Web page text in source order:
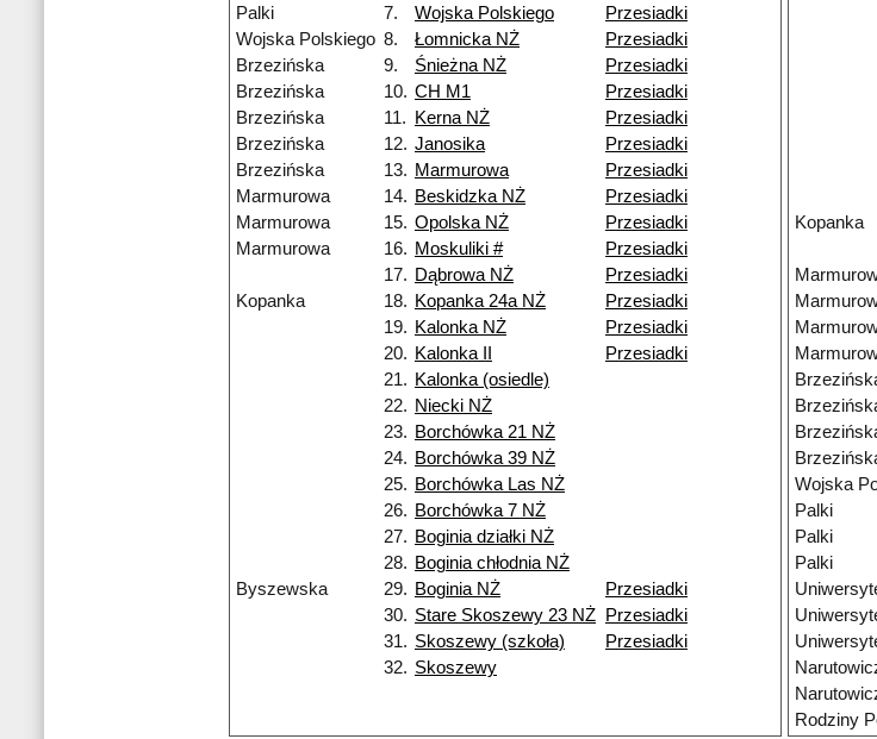
Palki
7. Wojska Polskiego
Przesiadki
Wojska Polskiego 8. Łomnicka NŻ
Przesiadki
Brzezińska
9. Śnieżna NŻ
Przesiadki
Brzezińska
10. CH M1
Przesiadki
Brzezińska
11. Kerna NŻ
Przesiadki
Brzezińska
12. Janosika
Przesiadki
Brzezińska
13. Marmurowa
Przesiadki
Marmurowa
14. Beskidzka NŻ
Przesiadki
Marmurowa
15. Opolska NŻ
Przesiadki
Marmurowa
16. Moskuliki #
Przesiadki
17. Dąbrowa NŻ
Przesiadki
Kopanka
18. Kopanka 24a NŻ
Przesiadki
19. Kalonka NŻ
Przesiadki
20. Kalonka II
Przesiadki
21. Kalonka (osiedle)
22. Niecki NŻ
23. Borchówka 21 NŻ
24. Borchówka 39 NŻ
25. Borchówka Las NŻ
26. Borchówka 7 NŻ
27. Boginia działki NŻ
28. Boginia chłodnia NŻ
Byszewska
29. Boginia NŻ
Przesiadki
30. Stare Skoszewy 23 NŻ
Przesiadki
31. Skoszewy (szkoła)
Przesiadki
32. Skoszewy
Kopanka
Wojska
Palki
Palki
Palki
Rodziny